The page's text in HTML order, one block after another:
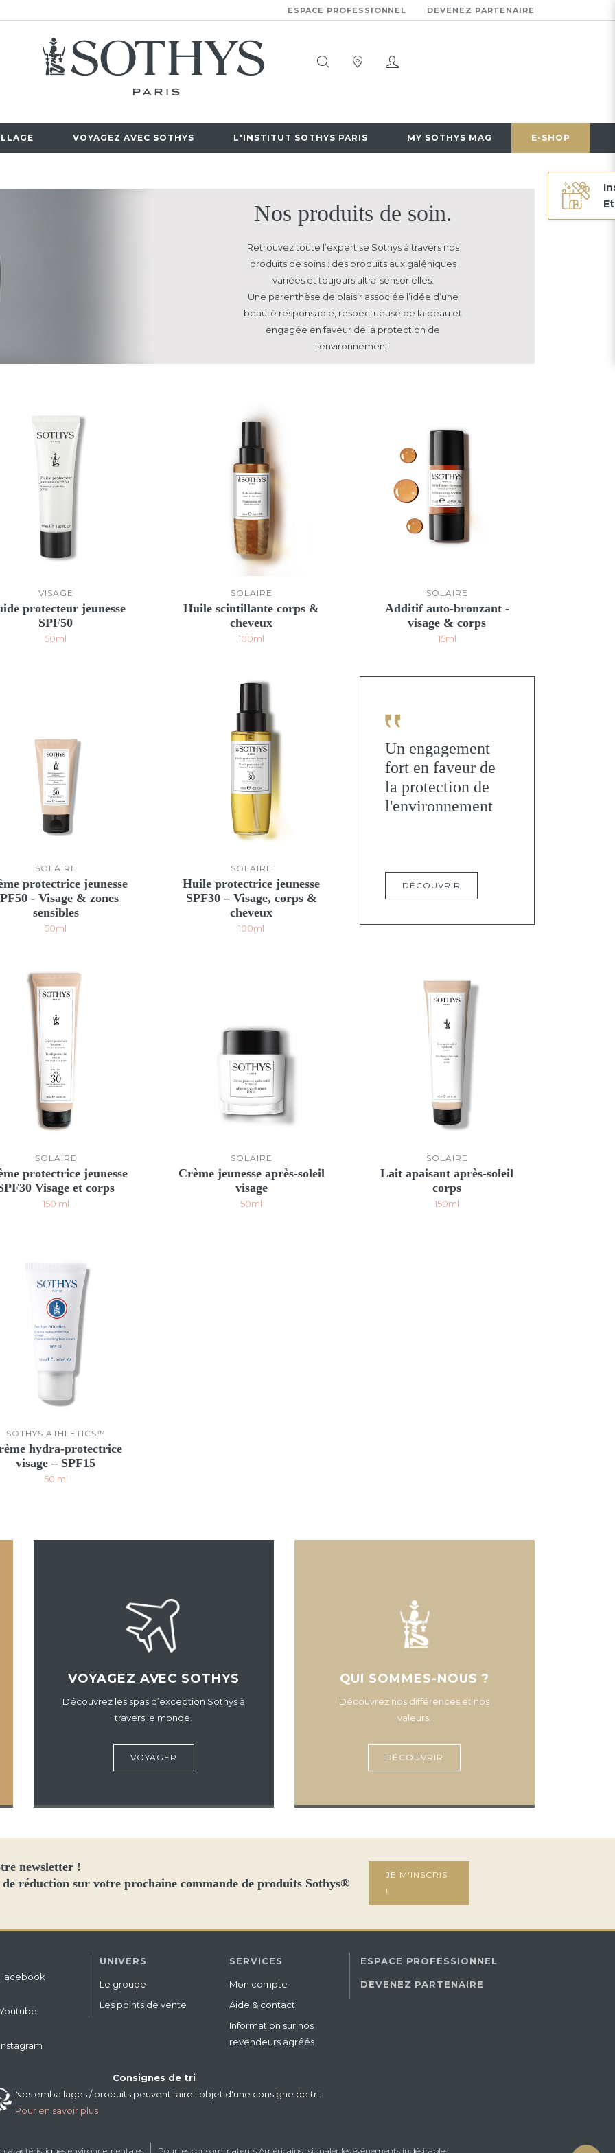
ESPACE PROFESSIONNEL DEVENEZ PARTENAIRE
VOYAGEZ AVEC SOTHYS L'INSTITUT SOTHYS PARIS MY SOTHYS MAG E-SHOP
Nos produits de soin.
Retrouvez toute l’expertise Sothys à travers nos
produits de soins : des produits aux galéniques
variées et toujours ultra-sensorielles.
Une parenthèse de plaisir associée l’idée d’une
beauté responsable, respectueuse de la peau et
engagée en faveur de la protection de
l'environnement.
VISAGE
protecteur jeunesse
SPF50
50ml
SOLAIRE
Huile scintillante corps &
cheveux
100ml
SOLAIRE
Additif auto-bronzant -
visage & corps
15ml
SOLAIRE
protectrice jeunesse
- Visage & zones
sensibles
50ml
SOLAIRE
Huile protectrice jeunesse
SPF30 – Visage, corps &
cheveux
100ml
Un engagement
fort en faveur de
la protection de
l'environnement
DÉCOUVRIR
SOLAIRE
protectrice jeunesse
Visage et corps
150 ml
SOLAIRE
Crème jeunesse après-soleil
visage
50ml
SOLAIRE
Lait apaisant après-soleil
corps
150ml
SOTHYS ATHLETICS™
hydra-protectrice
visage – SPF15
50 ml
VOYAGEZ AVEC SOTHYS
Découvrez les spas d’exception Sothys à
travers le monde.
VOYAGER
QUI SOMMES-NOUS ?
Découvrez nos différences et nos
valeurs.
DÉCOUVRIR
newsletter !
réduction sur votre prochaine commande de produits Sothys®
JE M'INSCRIS
!
UNIVERS
Le groupe
Les points de vente
SERVICES
Mon compte
Aide & contact
Information sur nos
revendeurs agréés
ESPACE PROFESSIONNEL
DEVENEZ PARTENAIRE
Consignes de tri
Nos emballages / produits peuvent faire l'objet d'une consigne de tri.
Pour en savoir plus
environnementales Pour les consommateurs Américains : signaler les événements indésirables